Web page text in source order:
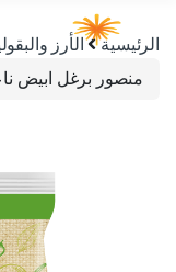
الرئيسية الأرز
منصور برغل ابيض ناعم